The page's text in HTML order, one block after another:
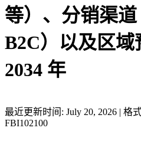
等）、分销渠道
B2C）以及区域
2034 年
最近更新时间: July 20, 2026 | 格
FBI102100